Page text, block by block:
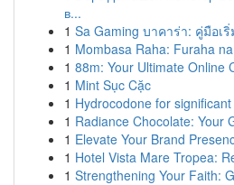
в...
1 Sa Gaming บาคาร่า: คู่มือเ
1 Mombasa Raha: Furaha
1 88m: Your Ultimate Online
1 Mint Sục Cặc
1 Hydrocodone for
1 Radiance Chocolate: Your
1 Elevate Your Brand
1 Hotel Vista Mare Tropea:
1 Strengthening Your Faith: